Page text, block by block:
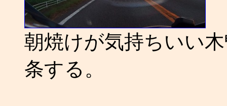
朝焼けが気持ちいい
条する。